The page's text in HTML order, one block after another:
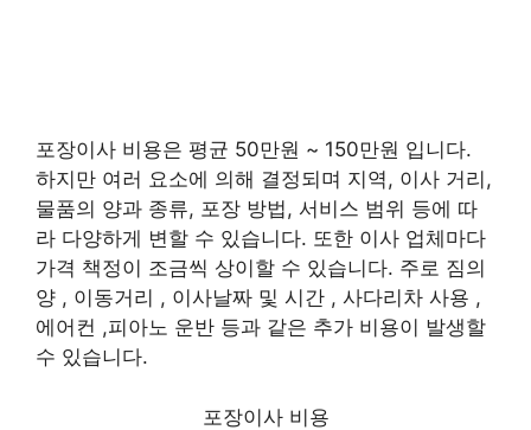
포장이사 비용은 평균 50만원 ~ 150만원 입니다.
하지만 여러 요소에 의해 결정되며 지역, 이사 거리,
물품의 양과 종류, 포장 방법, 서비스 범위 등에 따
라 다양하게 변할 수 있습니다. 또한 이사 업체마다
가격 책정이 조금씩 상이할 수 있습니다. 주로 짐의
양 , 이동거리 , 이사날짜 및 시간 , 사다리차 사용 ,
에어컨 ,피아노 운반 등과 같은 추가 비용이 발생할
수 있습니다.
포장이사 비용